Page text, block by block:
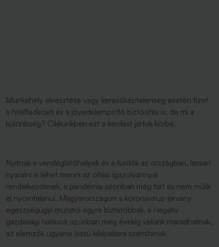
Munkahely elvesztése vagy keresőképtelenség esetén fizet
a hitelfedezeti és a jövedelempótló biztosítás is, de mi a
különbség? Cikkünkben ezt a kérdést jártuk körbe.
Nyitnak a vendéglátóhelyek és a fürdők az országban, lassan
nyaralni is lehet menni az oltási igazolvánnyal
rendelkezőknek, a pandémia azonban még tart és nem múlik
el nyomtalanul. Magyarországon a koronavírus-járvány
egészségügyi mutatói egyre biztatóbbak, a negatív
gazdasági hatások azonban még évekig velünk maradhatnak,
az elemzők ugyanis lassú kilábalásra számítanak.